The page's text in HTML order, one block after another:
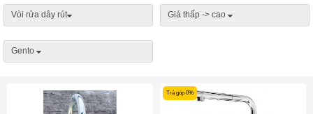
Vòi rửa dây rút Giá thấp -> cao
Gento
Trả góp 0%